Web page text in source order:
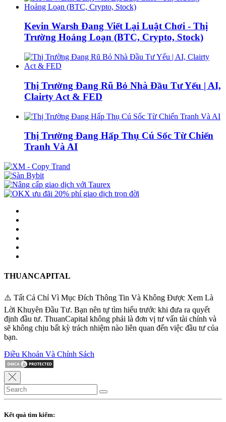
Kevin Warsh Đang Viết Lại Luật Chơi - Thị
Trường Hoảng Loạn (BTC, Crypto, Stock)
Thị Trường Đang Rũ Bỏ Nhà Đầu Tư Yếu | AI,
Clairty Act & FED
Thị Trường Đang Hấp Thụ Cú Sốc Từ Chiến
Tranh Và AI
THUANCAPITAL
⚠️ Tất Cả Chỉ Vì Mục Đích Thông Tin Và Không Được Xem Là
Lời Khuyên Đầu Tư. Bạn nên tự tìm hiểu trước khi đưa ra quyết
định đầu tư. ThuanCapital không phải là đơn vị tư vấn tài chính và
sẽ không chịu bất kỳ trách nhiệm nào liên quan đến việc đầu tư của
bạn.
Điều Khoản Và Chính Sách
Kết quả tìm kiếm: